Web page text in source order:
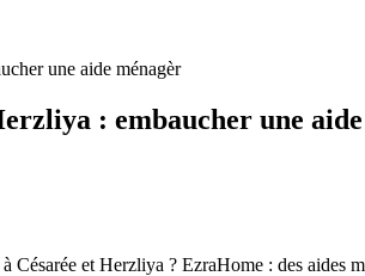
une aide ménagèr
: embaucher une
et Herzliya ? EzraHome : des aides